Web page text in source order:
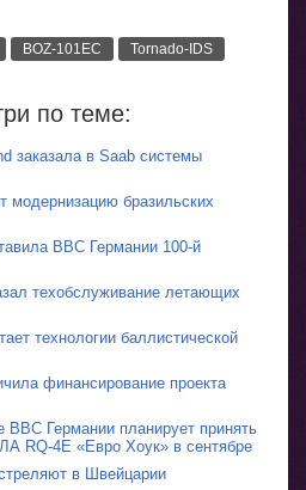
BOZ-101EC Tornado-IDS
по теме:
заказала в Saab системы
модернизацию бразильских
ВВС Германии 100-й
техобслуживание летающих
технологии баллистической
финансирование проекта
ВВС Германии планирует принять
RQ-4E «Евро Хоук» в сентябре
в Швейцарии